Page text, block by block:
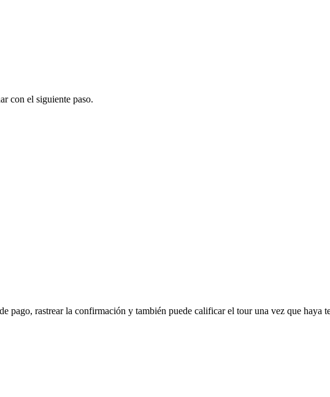
con el siguiente paso.
pago, rastrear la confirmación y también puede calificar el tour una vez que haya